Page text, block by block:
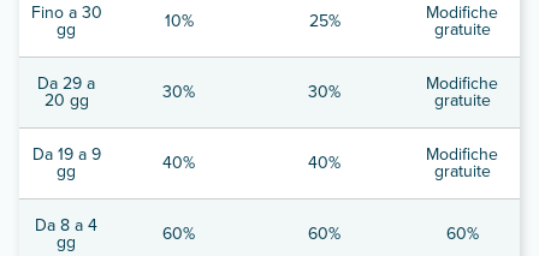
Fino a 30
gg 10% 25% Modifiche
gratuite
Da 29 a
20 gg 30% 30% Modifiche
gratuite
Da 19 a 9
gg 40% 40% Modifiche
gratuite
Da 8 a 4
gg 60% 60% 60%